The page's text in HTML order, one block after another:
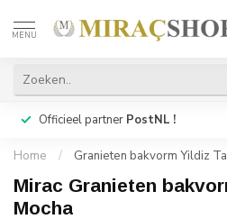
MENU
Officieel partner PostNL !
Home / Granieten bakvorm Yildiz
Mirac Granieten
Mocha